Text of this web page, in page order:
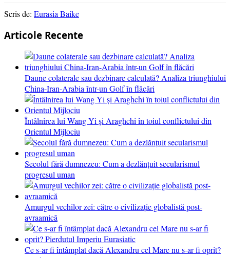
Scris de: Eurasia Baike
Articole Recente
Daune colaterale sau dezbinare calculată? Analiza triunghiului
China-Iran-Arabia într-un Golf în flăcări
Întâlnirea lui Wang Yi și Araghchi în toiul conflictului din
Orientul Mijlociu
Secolul fără dumnezeu: Cum a dezlănțuit secularismul
progresul uman
Amurgul vechilor zei: către o civilizație globalistă post-
avraamică
Ce s-ar fi întâmplat dacă Alexandru cel Mare nu s-ar fi oprit?